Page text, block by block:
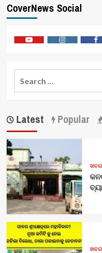
CoverNews Social
Latest Popular
ଖବର
ଖବର